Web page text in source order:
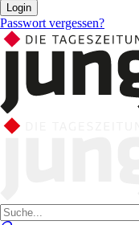
Login
Passwort vergessen?